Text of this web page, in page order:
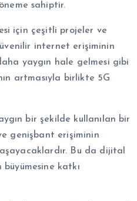
sahiptir.
için çeşitli projeler ve
internet erişiminin
yaygın hale gelmesi gibi
artmasıyla birlikte 5G
bir şekilde kullanılan bir
genişbant erişiminin
Bu da dijital
katkı